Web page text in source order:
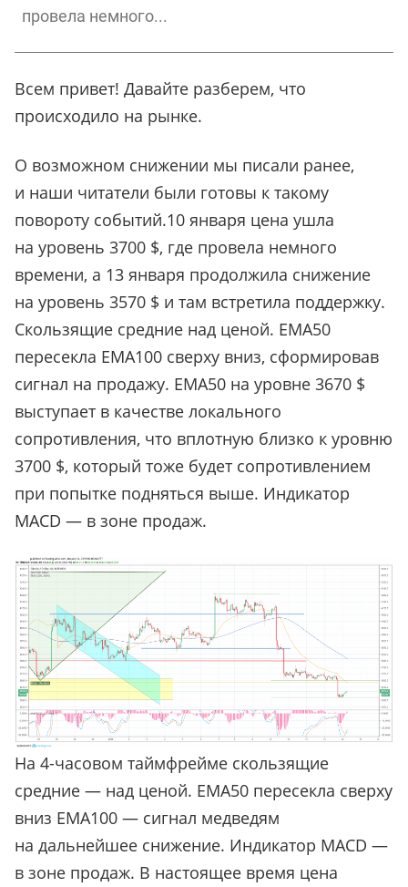
провела немного...
Всем привет! Давайте разберем, что
происходило на рынке.
О возможном снижении мы писали ранее,
и наши читатели были готовы к такому
повороту событий.10 января цена ушла
на уровень 3700 $, где провела немного
времени, а 13 января продолжила снижение
на уровень 3570 $ и там встретила поддержку.
Скользящие средние над ценой. ЕМА50
пересекла ЕМА100 сверху вниз, сформировав
сигнал на продажу. ЕМА50 на уровне 3670 $
выступает в качестве локального
сопротивления, что вплотную близко к уровню
3700 $, который тоже будет сопротивлением
при попытке подняться выше. Индикатор
MACD — в зоне продаж.
На 4-часовом таймфрейме скользящие
средние — над ценой. ЕМА50 пересекла сверху
вниз ЕМА100 — сигнал медведям
на дальнейшее снижение. Индикатор MACD —
в зоне продаж. В настоящее время цена